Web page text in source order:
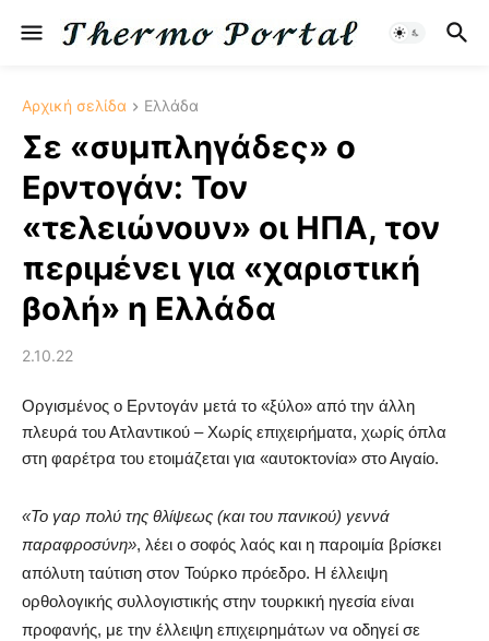
Αρχική σελίδα Ελλάδα
Σε «συμπληγάδες» ο
Ερντογάν: Τον
«τελειώνουν» οι ΗΠΑ, τον
περιμένει για «χαριστική
βολή» η Ελλάδα
2.10.22
Οργισμένος ο Ερντογάν μετά το «ξύλο» από την άλλη
πλευρά του Ατλαντικού – Χωρίς επιχειρήματα, χωρίς όπλα
στη φαρέτρα του ετοιμάζεται για «αυτοκτονία» στο Αιγαίο.
«Το γαρ πολύ της θλίψεως (και του πανικού) γεννά
παραφροσύνη», λέει ο σοφός λαός και η παροιμία βρίσκει
απόλυτη ταύτιση στον Τούρκο πρόεδρο. Η έλλειψη
ορθολογικής συλλογιστικής στην τουρκική ηγεσία είναι
προφανής, με την έλλειψη επιχειρημάτων να οδηγεί σε